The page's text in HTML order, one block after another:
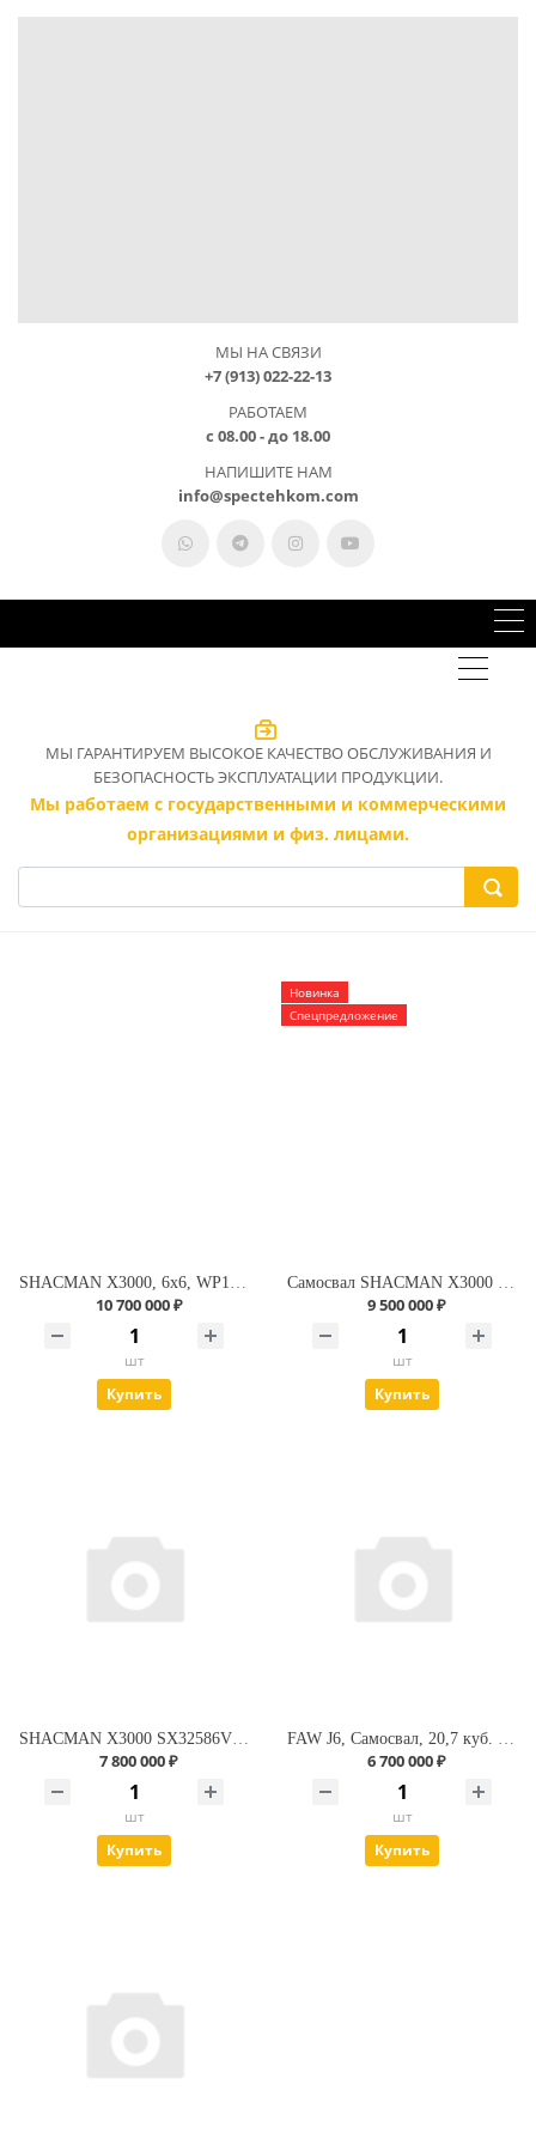
МЫ НА СВЯЗИ
+7 (913) 022-22-13
РАБОТАЕМ
с 08.00 - до 18.00
НАПИШИТЕ НАМ
info@spectehkom.com
МЫ ГАРАНТИРУЕМ ВЫСОКОЕ КАЧЕСТВО ОБСЛУЖИВАНИЯ И
БЕЗОПАСНОСТЬ ЭКСПЛУАТАЦИИ ПРОДУКЦИИ.
Мы работаем с государственными и коммерческими
организациями и физ. лицами.
SHACMAN X3000, 6x6, WP12 - 430 л.с. (односкатная резина)
10 700 000 ₽
шт
Купить
Новинка
Спецпредложение
Самосвал SHACMAN X3000 (SHAANXI) с колесной формулой 6х6, двигатель WP12 – 430 л.с.
9 500 000 ₽
шт
Купить
SHACMAN X3000 SX32586V384, Самосвал (6х4, 430 л.с., WP12.430E50, 25 т. г/п, 25.7 куб. м.)
7 800 000 ₽
шт
Купить
FAW J6, Самосвал, 20,7 куб. м., 19 850 кг., модель СА3250Р66K24T1E5 6x4
6 700 000 ₽
шт
Купить